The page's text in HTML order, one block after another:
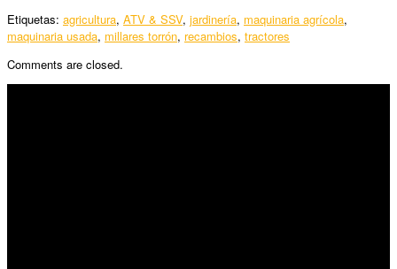
Etiquetas: agricultura, ATV & SSV, jardinería, maquinaria agrícola,
maquinaria usada, millares torrón, recambios, tractores
Comments are closed.